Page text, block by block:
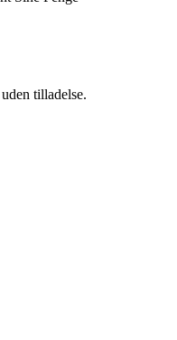
tilladelse.